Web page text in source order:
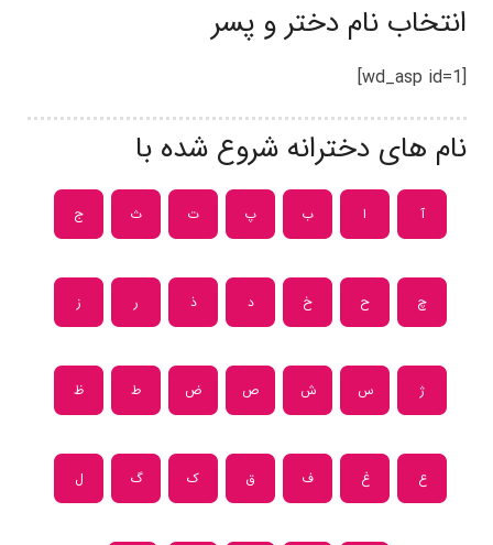
انتخاب نام دختر و پسر
[wd_asp id=1]
نام های دخترانه شروع شده با
آ ا ب پ ت ث ج
چ ح خ د ذ ر ز
ژ س ش ص ض ط ظ
ع غ ف ق ک گ ل